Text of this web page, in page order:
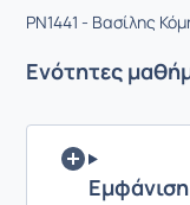
PN1441 - Βασίλης
Ενότητες